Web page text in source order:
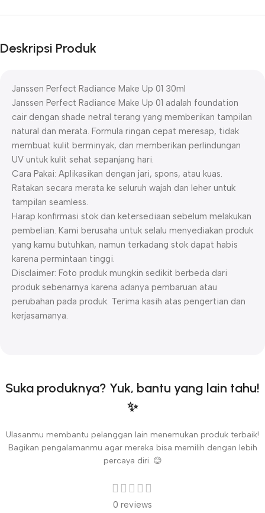
Deskripsi Produk
Janssen Perfect Radiance Make Up 01 30ml
Janssen Perfect Radiance Make Up 01 adalah foundation
cair dengan shade netral terang yang memberikan tampilan
natural dan merata. Formula ringan cepat meresap, tidak
membuat kulit berminyak, dan memberikan perlindungan
UV untuk kulit sehat sepanjang hari.
Cara Pakai: Aplikasikan dengan jari, spons, atau kuas.
Ratakan secara merata ke seluruh wajah dan leher untuk
tampilan seamless.
Harap konfirmasi stok dan ketersediaan sebelum melakukan
pembelian. Kami berusaha untuk selalu menyediakan produk
yang kamu butuhkan, namun terkadang stok dapat habis
karena permintaan tinggi.
Disclaimer: Foto produk mungkin sedikit berbeda dari
produk sebenarnya karena adanya pembaruan atau
perubahan pada produk. Terima kasih atas pengertian dan
kerjasamanya.
Suka produknya? Yuk, bantu yang lain tahu!
✨
Ulasanmu membantu pelanggan lain menemukan produk terbaik!
Bagikan pengalamanmu agar mereka bisa memilih dengan lebih
percaya diri. 😊
0 reviews